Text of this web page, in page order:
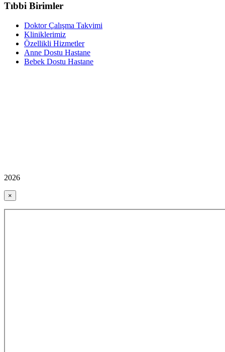
Tıbbi Birimler
Doktor Çalışma Takvimi
Kliniklerimiz
Özellikli Hizmetler
Anne Dostu Hastane
Bebek Dostu Hastane
2026
×